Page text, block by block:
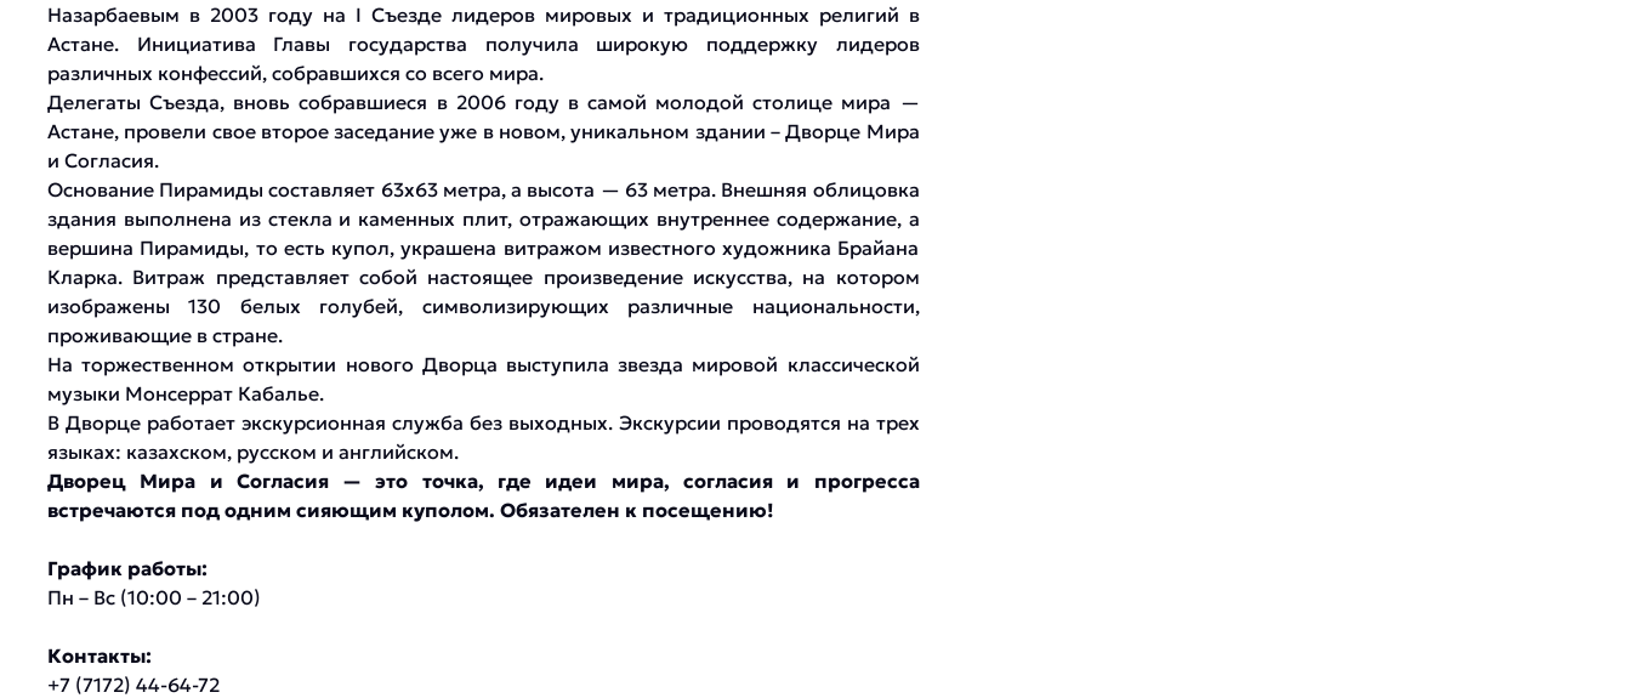
Назарбаевым в 2003 году на I Съезде лидеров мировых и традиционных религий в
Астане. Инициатива Главы государства получила широкую поддержку лидеров
различных конфессий, собравшихся со всего мира.
Делегаты Съезда, вновь собравшиеся в 2006 году в самой молодой столице мира —
Астане, провели свое второе заседание уже в новом, уникальном здании – Дворце Мира
и Согласия.
Основание Пирамиды составляет 63х63 метра, а высота — 63 метра. Внешняя облицовка
здания выполнена из стекла и каменных плит, отражающих внутреннее содержание, а
вершина Пирамиды, то есть купол, украшена витражом известного художника Брайана
Кларка. Витраж представляет собой настоящее произведение искусства, на котором
изображены 130 белых голубей, символизирующих различные национальности,
проживающие в стране.
На торжественном открытии нового Дворца выступила звезда мировой классической
музыки Монсеррат Кабалье.
В Дворце работает экскурсионная служба без выходных. Экскурсии проводятся на трех
языках: казахском, русском и английском.
Дворец Мира и Согласия — это точка, где идеи мира, согласия и прогресса
встречаются под одним сияющим куполом. Обязателен к посещению!
График работы:
Пн – Вс (10:00 – 21:00)
Контакты:
+7 (7172) 44-64-72